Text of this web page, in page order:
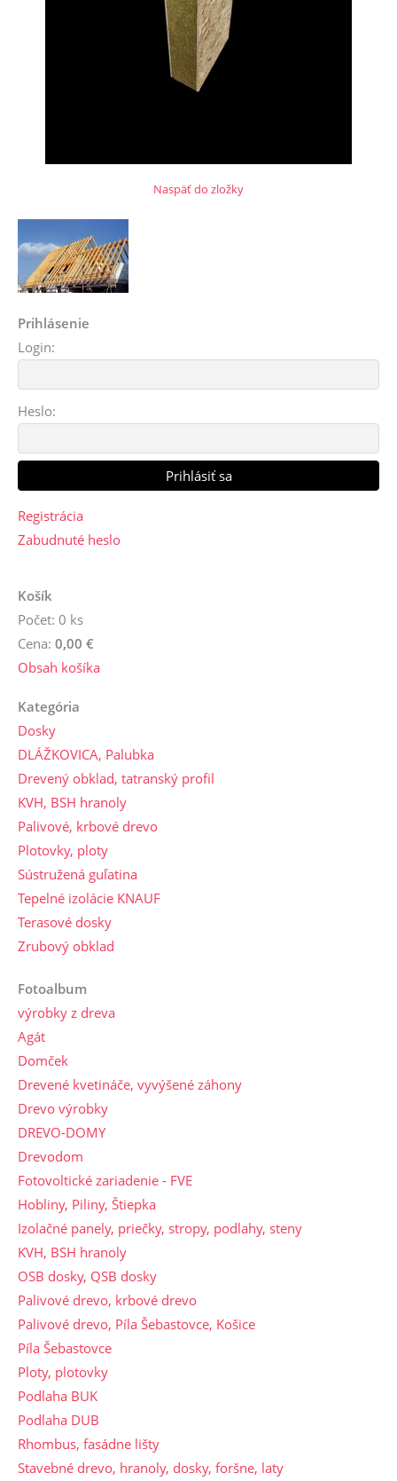
Naspäť do zložky
Prihlásenie
Login:
Heslo:
Registrácia
Zabudnuté heslo
Košík
Počet: 0 ks
Cena: 0,00 €
Obsah košíka
Kategória
Dosky
DLÁŽKOVICA, Palubka
Drevený obklad, tatranský profil
KVH, BSH hranoly
Palivové, krbové drevo
Plotovky, ploty
Sústružená guľatina
Tepelné izolácie KNAUF
Terasové dosky
Zrubový obklad
Fotoalbum
výrobky z dreva
Agát
Domček
Drevené kvetináče, vyvýšené záhony
Drevo výrobky
DREVO-DOMY
Drevodom
Fotovoltické zariadenie - FVE
Hobliny, Piliny, Štiepka
Izolačné panely, priečky, stropy, podlahy, steny
KVH, BSH hranoly
OSB dosky, QSB dosky
Palivové drevo, krbové drevo
Palivové drevo, Píla Šebastovce, Košice
Píla Šebastovce
Ploty, plotovky
Podlaha BUK
Podlaha DUB
Rhombus, fasádne lišty
Stavebné drevo, hranoly, dosky, foršne, laty